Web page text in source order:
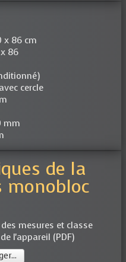
x 86 cm
86
cercle
mm
de la
monobloc
mesures et classe
l'appareil (PDF)